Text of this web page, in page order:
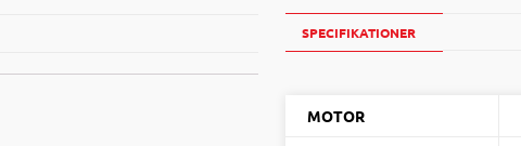
SPECIFIKATIONER
MOTOR